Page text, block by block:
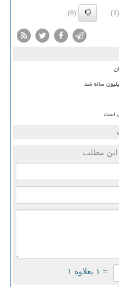
(1)
(0)
این مطلب
= ۱ بعلاوه ۱